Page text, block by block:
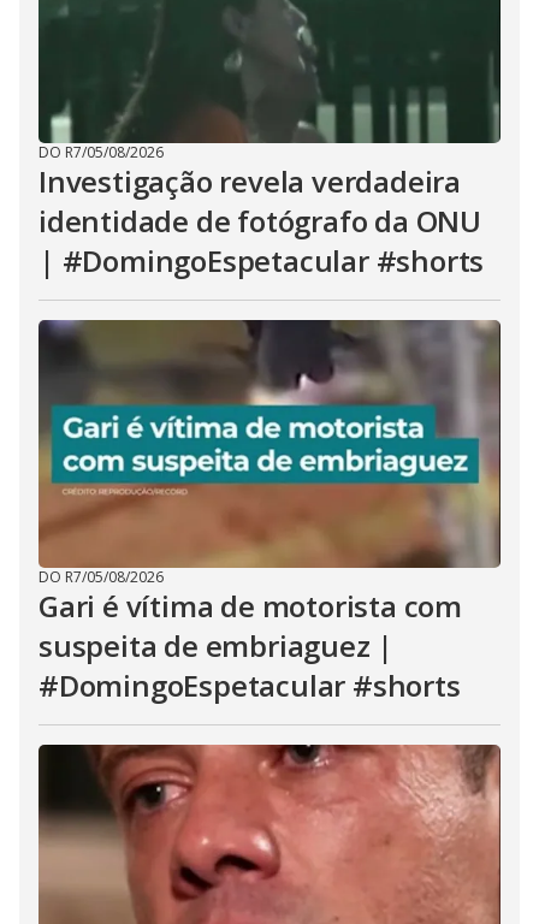
DO R7/05/08/2026
Investigação revela verdadeira
identidade de fotógrafo da ONU
| #DomingoEspetacular #shorts
DO R7/05/08/2026
Gari é vítima de motorista com
suspeita de embriaguez |
#DomingoEspetacular #shorts